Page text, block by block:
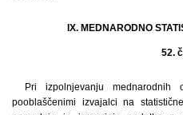
IX. MEDNARODNO
52.
Pri izpolnjevanju
pooblaščenimi izvajalci na